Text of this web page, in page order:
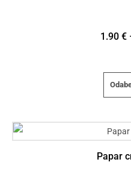
1.90 €
Papar